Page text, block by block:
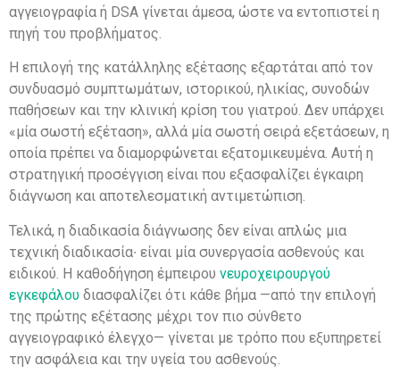
αγγειογραφία ή DSA γίνεται άμεσα, ώστε να εντοπιστεί η
πηγή του προβλήματος.
Η επιλογή της κατάλληλης εξέτασης εξαρτάται από τον
συνδυασμό συμπτωμάτων, ιστορικού, ηλικίας, συνοδών
παθήσεων και την κλινική κρίση του γιατρού. Δεν υπάρχει
«μία σωστή εξέταση», αλλά μία σωστή σειρά εξετάσεων, η
οποία πρέπει να διαμορφώνεται εξατομικευμένα. Αυτή η
στρατηγική προσέγγιση είναι που εξασφαλίζει έγκαιρη
διάγνωση και αποτελεσματική αντιμετώπιση.
Τελικά, η διαδικασία διάγνωσης δεν είναι απλώς μια
τεχνική διαδικασία∙ είναι μία συνεργασία ασθενούς και
ειδικού. Η καθοδήγηση έμπειρου νευροχειρουργού
εγκεφάλου διασφαλίζει ότι κάθε βήμα —από την επιλογή
της πρώτης εξέτασης μέχρι τον πιο σύνθετο
αγγειογραφικό έλεγχο— γίνεται με τρόπο που εξυπηρετεί
την ασφάλεια και την υγεία του ασθενούς.